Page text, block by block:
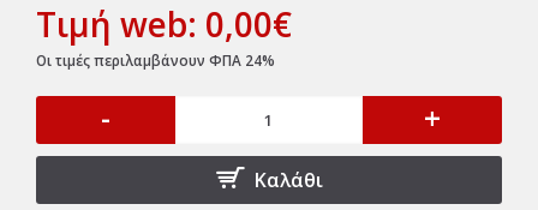
Τιμή web: 0,00€
Οι τιμές περιλαμβάνουν ΦΠΑ 24%
- +
Καλάθι